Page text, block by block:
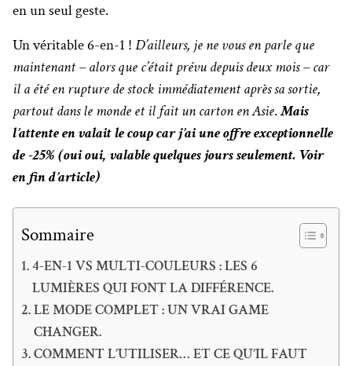
en un seul geste.
Un véritable 6-en-1 ! D’ailleurs, je ne vous en parle que
maintenant – alors que c’était prévu depuis deux mois – car
il a été en rupture de stock immédiatement après sa sortie,
partout dans le monde et il fait un carton en Asie.Mais
l’attente en valait le coup car j’ai une offre exceptionnelle
de -25% (oui oui, valable quelques jours seulement. Voir
en fin d’article)
Sommaire
4-EN-1 VS MULTI-COULEURS : LES 6
LUMIÈRES QUI FONT LA DIFFÉRENCE.
LE MODE COMPLET : UN VRAI GAME
CHANGER.
COMMENT L’UTILISER… ET CE QU’IL FAUT